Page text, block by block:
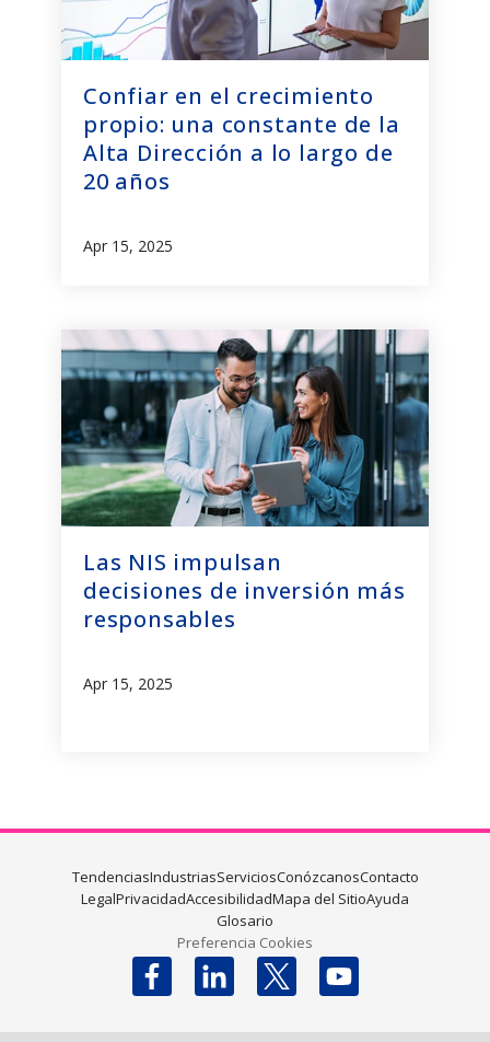
Confiar en el crecimiento
propio: una constante de la
Alta Dirección a lo largo de
20 años
Apr 15, 2025
Las NIS impulsan
decisiones de inversión más
responsables
Apr 15, 2025
TendenciasIndustriasServiciosConózcanosContacto
LegalPrivacidadAccesibilidadMapa del SitioAyuda
Glosario
Preferencia Cookies
Follow us on X